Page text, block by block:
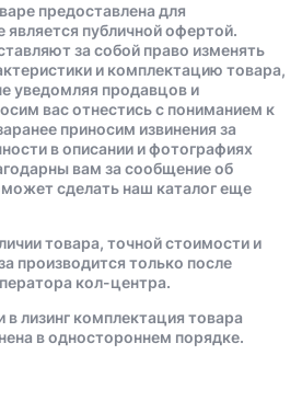
предоставлена для
является публичной офертой.
за собой право изменять
и комплектацию товара,
уведомляя продавцов и
вас отнестись с пониманием к
приносим извинения за
в описании и фотографиях
вам за сообщение об
сделать наш каталог еще
товара, точной стоимости и
производится только после
кол-центра.
в лизинг комплектация товара
в одностороннем порядке.